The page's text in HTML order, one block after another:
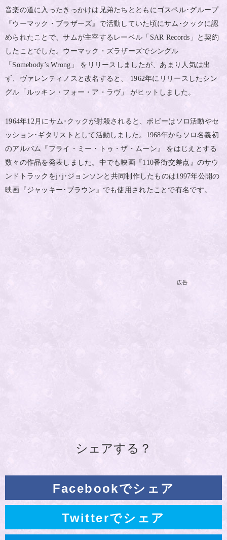
音楽の道に入ったきっかけは兄弟たちとともにゴスペル･グループ
『ウーマック・ブラザーズ』で活動していた頃にサム･クックに認
められたことで、サムが主宰するレーベル「 SAR Records 」と契約
したことでした。ウーマック・ズラザーズでシングル
「 Somebody’s Wrong 」 をリリースしましたが、あまり人気は出
ず、ヴァレンティノスと改名すると、 1962年にリリースしたシン
グル「ルッキン・フォー・ア・ラヴ」 がヒットしました。
1964年12 月にサム･クックが射殺されると、ボビーはソロ活動やセ
ッション･ギタリストとして活動しました。
1968年からソロ名義初
のアルバム『フライ・ミー・トゥ・ザ・ムーン』 をはじえとする
数々の作品を発表しました。中でも映画『110番街交差点』のサウ
ンドトラックをj ･ j ･ジョンソンと共同制作したものは1997年公開の
映画『ジャッキー･ブラウン』でも使用されたことで有名です。
広告
シェアする？
Facebookでシェア
Twitterでシェア